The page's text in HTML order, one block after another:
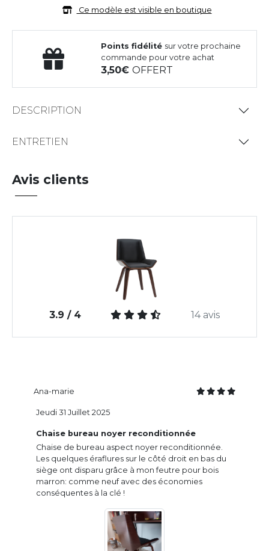
Ce modèle est visible en boutique
Points fidélité sur votre prochaine
commande pour votre achat
3,50OFFERT
DESCRIPTION
ENTRETIEN
Avis clients
3.9 / 4 14 avis
Ana-marie
Chaise bureau noyer reconditionnée
Chaise de bureau aspect noyer reconditionnée.
Les quelques éraflures sur le côté droit en bas du
siège ont disparu grâce à mon feutre pour bois
marron: comme neuf avec des économies
conséquentes à la clé !
Jeudi 31 Juillet 2025